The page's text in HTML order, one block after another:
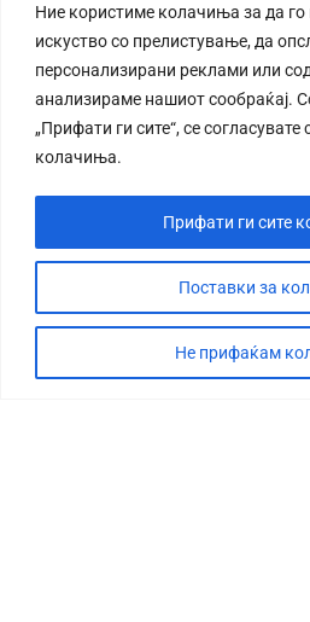
Ние користиме колачиња за да
искуство со прелистување, да
персонализирани реклами или
анализираме нашиот сообраќај.
„Прифати ги сите“, се
колачиња.
Поставки за
Не прифаќам
Прифати ги сите
ДЕБАТА